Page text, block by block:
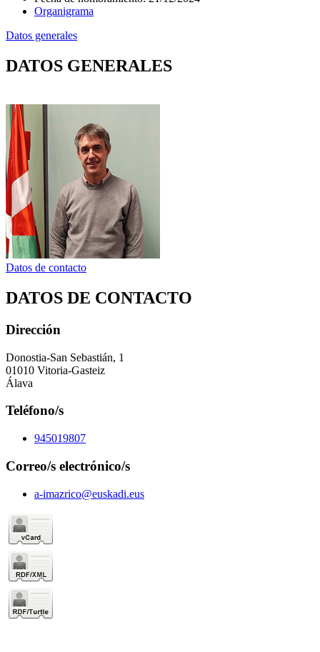
Organigrama
Datos generales
DATOS GENERALES
Datos de contacto
DATOS DE CONTACTO
Dirección
Donostia-San Sebastián, 1
01010 Vitoria-Gasteiz
Álava
Teléfono/s
945019807
Correo/s electrónico/s
a-imazrico@euskadi.eus